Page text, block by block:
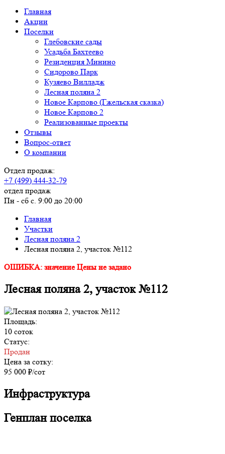
Главная
Акции
Поселки
Глебовские сады
Усадьба Бахтеево
Резиденция Минино
Сидорово Парк
Кузяево Вилладж
Лесная поляна 2
Новое Карпово (Гжельская сказка)
Новое Карпово 2
Реализованные проекты
Отзывы
Вопрос-ответ
О компании
Отдел продаж:
+7 (499) 444-32-79
отдел продаж
Пн - сб с. 9:00 до 20:00
Главная
Участки
Лесная поляна 2
Лесная поляна 2, участок №112
ОШИБКА: значение Цены не задано
Лесная поляна 2, участок №112
Площадь:
10 соток
Статус:
Продан
Цена за сотку:
95 000 ₽/сот
Инфраструктура
Генплан поселка